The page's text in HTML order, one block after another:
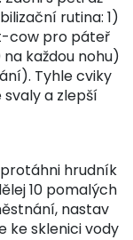
rutina: 1)
cow pro páteř
každou nohu)
Tyhle cviky
a zlepší
hrudník
10 pomalých
nastav
ke sklenici vody